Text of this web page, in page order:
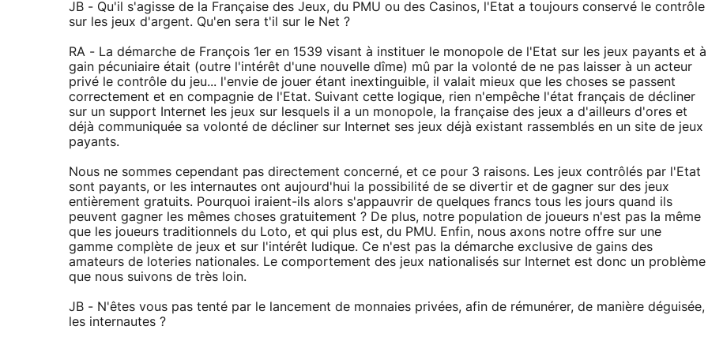
JB - Qu'il s'agisse de la Française des Jeux, du PMU ou des Casinos, l'Etat a toujours conservé le contrôle
sur les jeux d'argent. Qu'en sera t'il sur le Net ?
RA - La démarche de François 1er en 1539 visant à instituer le monopole de l'Etat sur les jeux payants et à
gain pécuniaire était (outre l'intérêt d'une nouvelle dîme) mû par la volonté de ne pas laisser à un acteur
privé le contrôle du jeu... l'envie de jouer étant inextinguible, il valait mieux que les choses se passent
correctement et en compagnie de l'Etat. Suivant cette logique, rien n'empêche l'état français de décliner
sur un support Internet les jeux sur lesquels il a un monopole, la française des jeux a d'ailleurs d'ores et
déjà communiquée sa volonté de décliner sur Internet ses jeux déjà existant rassemblés en un site de jeux
payants.
Nous ne sommes cependant pas directement concerné, et ce pour 3 raisons. Les jeux contrôlés par l'Etat
sont payants, or les internautes ont aujourd'hui la possibilité de se divertir et de gagner sur des jeux
entièrement gratuits. Pourquoi iraient-ils alors s'appauvrir de quelques francs tous les jours quand ils
peuvent gagner les mêmes choses gratuitement ? De plus, notre population de joueurs n'est pas la même
que les joueurs traditionnels du Loto, et qui plus est, du PMU. Enfin, nous axons notre offre sur une
gamme complète de jeux et sur l'intérêt ludique. Ce n'est pas la démarche exclusive de gains des
amateurs de loteries nationales. Le comportement des jeux nationalisés sur Internet est donc un problème
que nous suivons de très loin.
JB - N'êtes vous pas tenté par le lancement de monnaies privées, afin de rémunérer, de manière déguisée,
les internautes ?